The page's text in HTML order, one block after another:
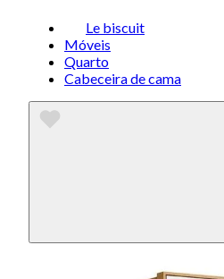
Le biscuit
Móveis
Quarto
Cabeceira de cama